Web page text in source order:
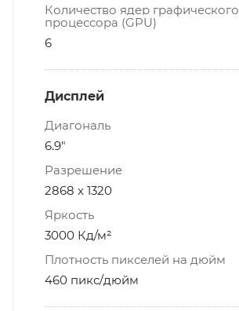
Количество ядер графического
процессора (GPU)
6
Дисплей
Диагональ
6.9"
Разрешение
2868 x 1320
Яркость
3000 Кд/м²
Плотность пикселей на дюйм
460 пикс/дюйм